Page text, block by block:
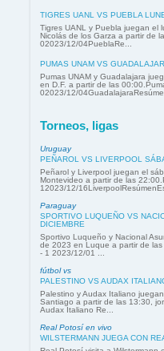
TIGRES UANL VS PUEBLA
Tigres UANL y Puebla juegan el
Nicolás de los Garza a partir de
02023/12/04PueblaRe...
PUMAS UNAM VS
Pumas UNAM y Guadalajara
en D.F. a partir de las
02023/12/
Torneos, ligas
Uruguay
PEÑAROL VS LIVERPOOL
Peñarol y Liverpool juegan el
Montevideo a partir de las
12023/12/
Paraguay
SPORTIVO LUQUEÑO VS
DICIEMBRE
Sportivo Luqueño y Nacional
de 2023 en Luque a partir de
- 1 2023/12/01 ...
fútbol vs
PALESTINO VS AUDAX
Palestino y Audax Italiano
Santiago a partir de las 13:30,
Audax Italiano Re...
Real Potosí en vivo
WILSTERMANN JUEGA CON